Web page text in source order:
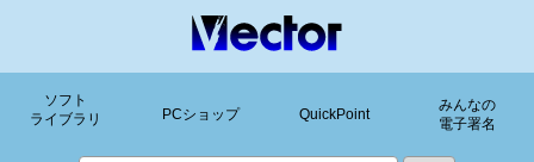
ソフト
ライブラリ
PCショップ QuickPoint
みんなの
電子署名